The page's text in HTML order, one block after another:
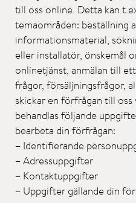
till oss online. Detta kan
temaområden: beställning
informationsmaterial,
eller installatör, önskemål
onlinetjänst, anmälan till
frågor, försäljningsfrågor,
skickar en förfrågan till
behandlas följande
bearbeta din förfrågan:
– Identifierande
– Adressuppgifter
– Kontaktuppgifter
– Uppgifter gällande din